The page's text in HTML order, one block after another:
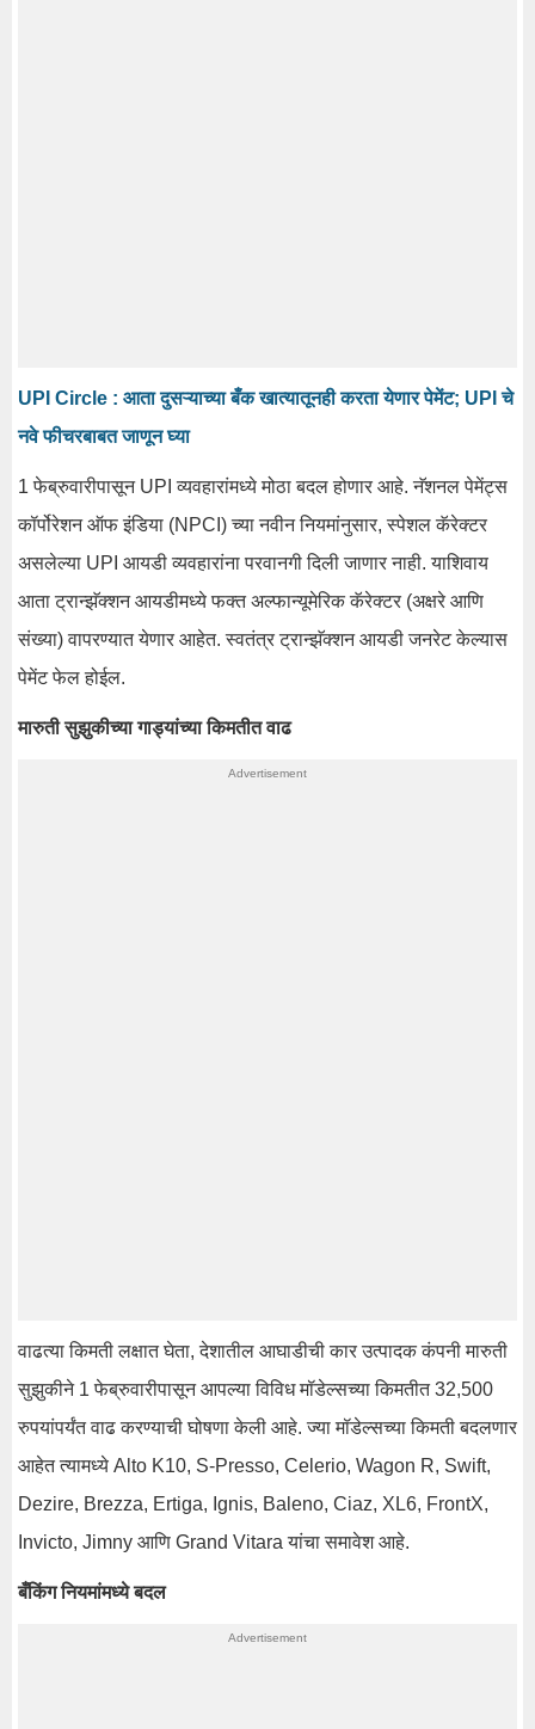
UPI Circle : आता दुसऱ्याच्या बँक खात्यातूनही करता येणार पेमेंट; UPI चे
नवे फीचरबाबत जाणून घ्या
1 फेब्रुवारीपासून UPI ​​व्यवहारांमध्ये मोठा बदल होणार आहे. नॅशनल पेमेंट्स
कॉर्पोरेशन ऑफ इंडिया (NPCI) च्या नवीन नियमांनुसार, स्पेशल कॅरेक्टर
असलेल्या UPI आयडी व्यवहारांना परवानगी दिली जाणार नाही. याशिवाय
आता ट्रान्झॅक्शन आयडीमध्ये फक्त अल्फान्यूमेरिक कॅरेक्टर (अक्षरे आणि
संख्या) वापरण्यात येणार आहेत. स्वतंत्र ट्रान्झॅक्शन आयडी जनरेट केल्यास
पेमेंट फेल होईल.
मारुती सुझुकीच्या गाड्यांच्या किमतीत वाढ
वाढत्या किमती लक्षात घेता, देशातील आघाडीची कार उत्पादक कंपनी मारुती
सुझुकीने 1 फेब्रुवारीपासून आपल्या विविध मॉडेल्सच्या किमतीत 32,500
रुपयांपर्यंत वाढ करण्याची घोषणा केली आहे. ज्या मॉडेल्सच्या किमती बदलणार
आहेत त्यामध्ये Alto K10, S-Presso, Celerio, Wagon R, Swift,
Dezire, Brezza, Ertiga, Ignis, Baleno, Ciaz, XL6, FrontX,
Invicto, Jimny आणि Grand Vitara यांचा समावेश आहे.
बँकिंग नियमांमध्ये बदल